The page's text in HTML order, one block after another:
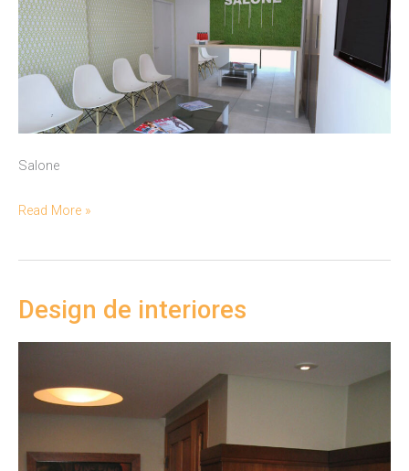
Salone
Salone
Read More »
Design de interiores